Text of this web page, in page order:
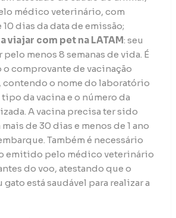
médico veterinário, com
dias da data de emissão;
viajar com pet na LATAM: seu
pelo menos 8 semanas de vida. É
comprovante de vacinação
contendo o nome do laboratório
da vacina e o número da
A vacina precisa ter sido
de 30 dias e menos de 1 ano
Também é necessário
emitido pelo médico veterinário
do voo, atestando que o
gato está saudável para realizar a